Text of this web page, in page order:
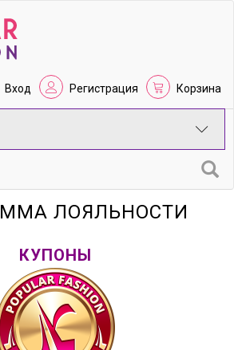
Вход Регистрация Корзина
ЛОЯЛЬНОСТИ
КУПОНЫ